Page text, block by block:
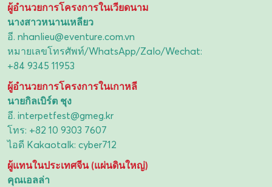
ผู้อำนวยการโครงการในเวียดนาม
นางสาวหนานเหลียว
อี. nhanlieu@eventure.com.vn
หมายเลขโทรศัพท์/WhatsApp/Zalo/Wechat:
+84 9345 11953
ผู้อำนวยการโครงการในเกาหลี
นายกิลเบิร์ต ชุง
อี. interpetfest@gmeg.kr
โทร: +82 10 9303 7607
ไอดี Kakaotalk: cyber712
ผู้แทนในประเทศจีน (แผ่นดินใหญ่)
คุณเอลล่า